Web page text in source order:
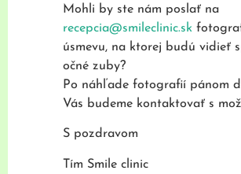
Mohli by ste nám poslať na
recepcia@smileclinic.sk
úsmevu, na ktorej budú vidieť
očné zuby?
Po náhľade fotografií pánom
Vás budeme kontaktovať s
S pozdravom
Tím Smile clinic